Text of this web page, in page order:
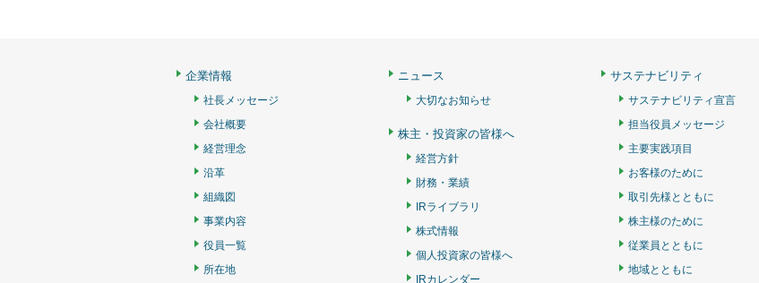
企業情報
社長メッセージ
会社概要
経営理念
沿革
組織図
事業内容
役員一覧
所在地
ニュース
大切なお知らせ
株主・投資家の皆様へ
経営方針
財務・業績
IRライブラリ
株式情報
個人投資家の皆様へ
IRカレンダー
サステナビリティ
サステナビリティ宣言
担当役員メッセージ
主要実践項目
お客様のために
取引先様とともに
株主様のために
従業員とともに
地域とともに